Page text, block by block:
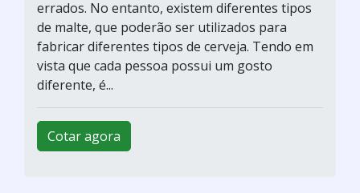
Envasadora de cerveja artesanal
Cotar agora